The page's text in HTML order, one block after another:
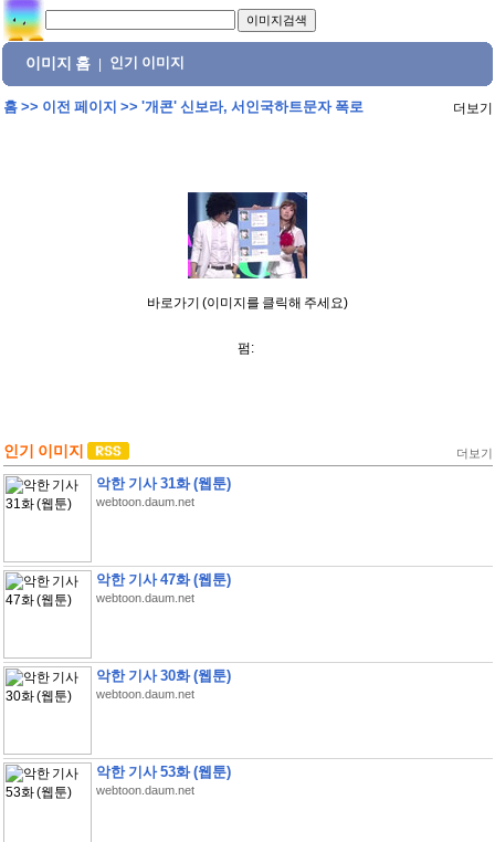
이미지 홈 인기 이미지
홈>> 이전 페이지 >> '개콘' 신보라, 서인국하트문자 폭로 더보기
바로가기 (이미지를 클릭해 주세요)
펌:
인기 이미지 더보기
악한 기사 31화 (웹툰)
webtoon.daum.net
악한 기사 47화 (웹툰)
webtoon.daum.net
악한 기사 30화 (웹툰)
webtoon.daum.net
악한 기사 53화 (웹툰)
webtoon.daum.net